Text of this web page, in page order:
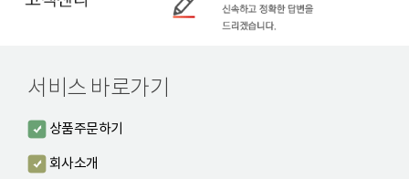
서비스 바로가기
상품주문하기
회사소개